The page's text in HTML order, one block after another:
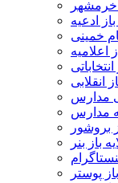
خرمشهر
ادعیه
خمینی
اعلامیه
انقلابی
مدارس
مدارس
بروشور
باز بنر
پوستر